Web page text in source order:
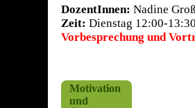
DozentInnen: Nadine
Zeit: Dienstag 12:00-
Vorbesprechung und
Motivation
und